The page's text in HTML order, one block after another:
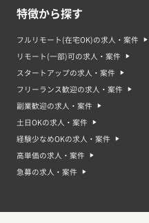
特徴から探す
フルリモート(在宅OK)の求人・案件
リモート(一部)可の求人・案件
スタートアップの求人・案件
フリーランス歓迎の求人・案件
副業歓迎の求人・案件
土日OKの求人・案件
経験少なめOKの求人・案件
高単価の求人・案件
急募の求人・案件